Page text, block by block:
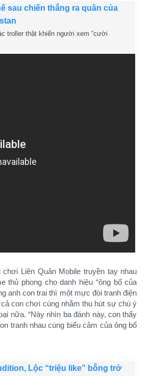
sau chiến thắng ra quân của
troller thật khiến người xem “cười
Liên Quân Mobile truyền tay nhau
phong cho danh hiệu “ông bố của
anh con trai thì một mực đòi tranh điện
con chơi cùng nhằm thu hút sự chú ý
nữa. “Này nhìn ba đánh này, con thấy
tranh nhau cùng biểu cảm của ông bố
Lộc “triệu like” bỗng trở